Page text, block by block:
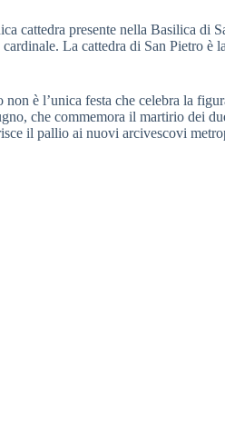
cattedra presente nella Basilica di
La cattedra di San Pietro è
è l’unica festa che celebra la
che commemora il martirio dei
il pallio ai nuovi arcivescovi